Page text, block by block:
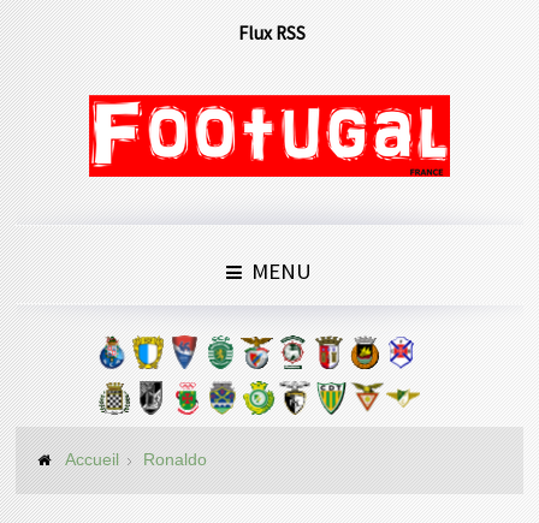
Flux RSS
MENU
Accueil Ronaldo